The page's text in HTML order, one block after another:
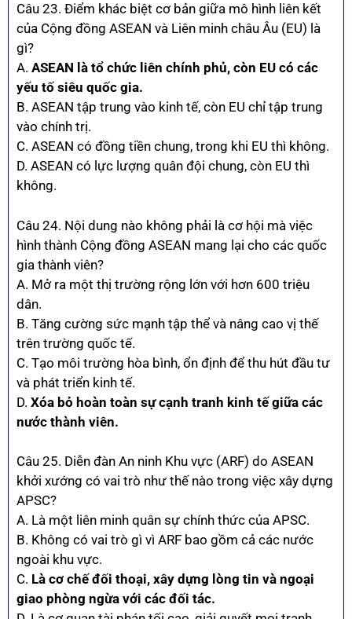
Câu 23. Điểm khác biệt cơ bản giữa mô hình liên kết
của Cộng đồng ASEAN và Liên minh châu Âu (EU) là
gì?
A. ASEAN là tổ chức liên chính phủ, còn EU có các
yếu tố siêu quốc gia.
B. ASEAN tập trung vào kinh tế, còn EU chỉ tập trung
vào chính trị.
C. ASEAN có đồng tiền chung, trong khi EU thì không.
D. ASEAN có lực lượng quân đội chung, còn EU thì
không.
Câu 24. Nội dung nào không phải là cơ hội mà việc
hình thành Cộng đồng ASEAN mang lại cho các quốc
gia thành viên?
A. Mở ra một thị trường rộng lớn với hơn 600 triệu
dân.
B. Tăng cường sức mạnh tập thể và nâng cao vị thế
trên trường quốc tế.
C. Tạo môi trường hòa bình, ổn định để thu hút đầu tư
và phát triển kinh tế.
D. Xóa bỏ hoàn toàn sự cạnh tranh kinh tế giữa các
nước thành viên.
Câu 25. Diễn đàn An ninh Khu vực (ARF) do ASEAN
khởi xướng có vai trò như thế nào trong việc xây dựng
APSC?
A. Là một liên minh quân sự chính thức của APSC.
B. Không có vai trò gì vì ARF bao gồm cả các nước
ngoài khu vực.
C. Là cơ chế đối thoại, xây dựng lòng tin và ngoại
giao phòng ngừa với các đối tác.